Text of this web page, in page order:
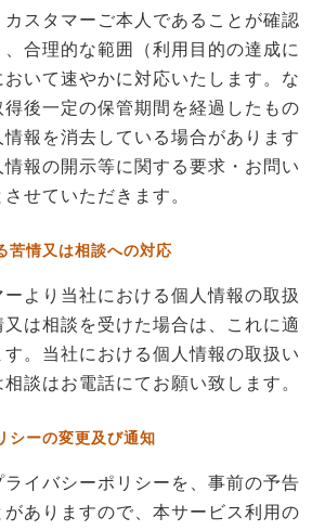
スタマーご本人であることが確認
合理的な範囲（利用目的の達成に
いて速やかに対応いたします。な
後一定の保管期間を経過したもの
報を消去している場合があります
報の開示等に関する要求・お問い
せていただきます。
苦情又は相談への対応
より当社における個人情報の取扱
は相談を受けた場合は、これに適
。当社における個人情報の取扱い
談はお電話にてお願い致します。
シーの変更及び通知
イバシーポリシーを、事前の予告
ありますので、本サービス利用の